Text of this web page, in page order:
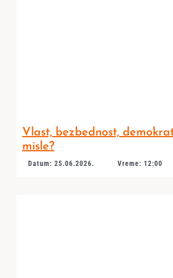
Vlast, bezbednost,
misle?
Datum: 25.06.2026. Vreme: 12:00